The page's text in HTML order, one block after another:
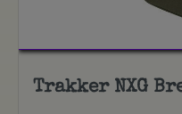
Trakker NXG